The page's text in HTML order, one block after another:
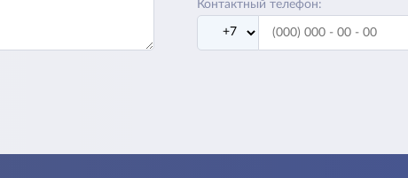
Контактный телефон: